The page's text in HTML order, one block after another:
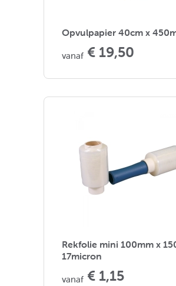
Opvulpapier 40cm x
vanaf € 19,50
Rekfolie mini 100mm x
17micron
vanaf € 1,15